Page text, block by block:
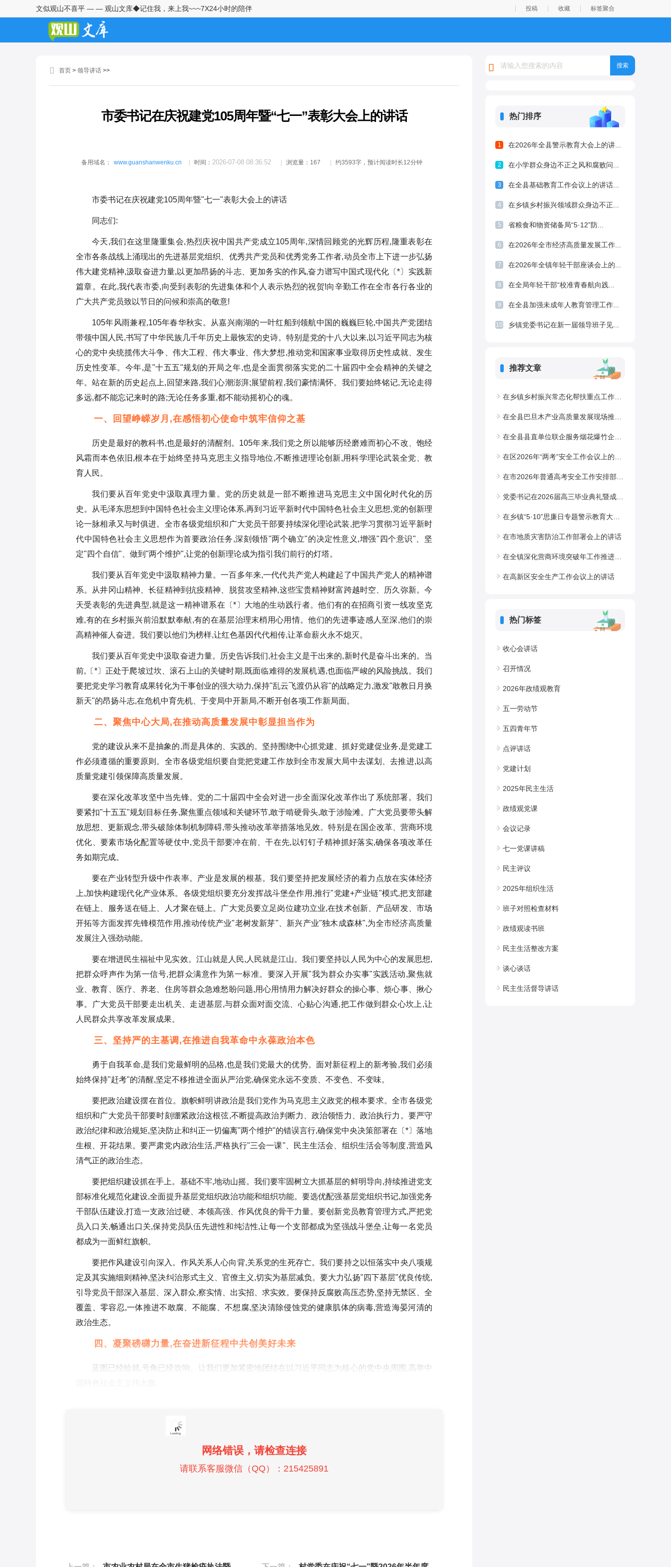
文似观山不喜平 — — 观山文库◆记住我，来上我~~~7X24小时的陪伴 投稿 收藏 标签聚合
首页 > 领导讲话 >>
市委书记在庆祝建党105周年暨“七一”表彰大会上的讲话
备用域名： www.guanshanwenku.cn 时间： 2026-07-08 08:36:52 浏览量：167 约3593字，预计阅读时长12分钟
市委书记在庆祝建党105周年暨"七一"表彰大会上的讲话
同志们:
今天,我们在这里隆重集会,热烈庆祝中国共产党成立105周年,深情回顾党的光辉历程,隆重表彰在
全市各条战线上涌现出的先进基层党组织、优秀共产党员和优秀党务工作者,动员全市上下进一步弘扬
伟大建党精神,汲取奋进力量,以更加昂扬的斗志、更加务实的作风,奋力谱写中国式现代化〔*〕实践新
篇章。在此,我代表市委,向受到表彰的先进集体和个人表示热烈的祝贺!向辛勤工作在全市各行各业的
广大共产党员致以节日的问候和崇高的敬意!
105年风雨兼程,105年春华秋实。从嘉兴南湖的一叶红船到领航中国的巍巍巨轮,中国共产党团结
带领中国人民,书写了中华民族几千年历史上最恢宏的史诗。特别是党的十八大以来,以习近平同志为核
心的党中央统揽伟大斗争、伟大工程、伟大事业、伟大梦想,推动党和国家事业取得历史性成就、发生
历史性变革。今年,是"十五五"规划的开局之年,也是全面贯彻落实党的二十届四中全会精神的关键之
年。站在新的历史起点上,回望来路,我们心潮澎湃;展望前程,我们豪情满怀。我们要始终铭记,无论走得
多远,都不能忘记来时的路;无论任务多重,都不能动摇初心的魂。
一、回望峥嵘岁月,在感悟初心使命中筑牢信仰之基
历史是最好的教科书,也是最好的清醒剂。105年来,我们党之所以能够历经磨难而初心不改、饱经
风霜而本色依旧,根本在于始终坚持马克思主义指导地位,不断推进理论创新,用科学理论武装全党、教
育人民。
我们要从百年党史中汲取真理力量。党的历史就是一部不断推进马克思主义中国化时代化的历
史。从毛泽东思想到中国特色社会主义理论体系,再到习近平新时代中国特色社会主义思想,党的创新理
论一脉相承又与时俱进。全市各级党组织和广大党员干部要持续深化理论武装,把学习贯彻习近平新时
代中国特色社会主义思想作为首要政治任务,深刻领悟"两个确立"的决定性意义,增强"四个意识"、坚
定"四个自信"、做到"两个维护",让党的创新理论成为指引我们前行的灯塔。
我们要从百年党史中汲取精神力量。一百多年来,一代代共产党人构建起了中国共产党人的精神谱
系。从井冈山精神、长征精神到抗疫精神、脱贫攻坚精神,这些宝贵精神财富跨越时空、历久弥新。今
天受表彰的先进典型,就是这一精神谱系在〔*〕大地的生动践行者。他们有的在招商引资一线攻坚克
难,有的在乡村振兴前沿默默奉献,有的在基层治理末梢用心用情。他们的先进事迹感人至深,他们的崇
高精神催人奋进。我们要以他们为榜样,让红色基因代代相传,让革命薪火永不熄灭。
我们要从百年党史中汲取奋进力量。历史告诉我们,社会主义是干出来的,新时代是奋斗出来的。当
前,〔*〕正处于爬坡过坎、滚石上山的关键时期,既面临难得的发展机遇,也面临严峻的风险挑战。我们
要把党史学习教育成果转化为干事创业的强大动力,保持"乱云飞渡仍从容"的战略定力,激发"敢教日月换
新天"的昂扬斗志,在危机中育先机、于变局中开新局,不断开创各项工作新局面。
二、聚焦中心大局,在推动高质量发展中彰显担当作为
党的建设从来不是抽象的,而是具体的、实践的。坚持围绕中心抓党建、抓好党建促业务,是党建工
作必须遵循的重要原则。全市各级党组织要自觉把党建工作放到全市发展大局中去谋划、去推进,以高
质量党建引领保障高质量发展。
要在深化改革攻坚中当先锋。党的二十届四中全会对进一步全面深化改革作出了系统部署。我们
要紧扣"十五五"规划目标任务,聚焦重点领域和关键环节,敢于啃硬骨头,敢于涉险滩。广大党员要带头解
放思想、更新观念,带头破除体制机制障碍,带头推动改革举措落地见效。特别是在国企改革、营商环境
优化、要素市场化配置等硬仗中,党员干部要冲在前、干在先,以钉钉子精神抓好落实,确保各项改革任
务如期完成。
要在产业转型升级中作表率。产业是发展的根基。我们要坚持把发展经济的着力点放在实体经济
上,加快构建现代化产业体系。各级党组织要充分发挥战斗堡垒作用,推行"党建+产业链"模式,把支部建
在链上、服务送在链上、人才聚在链上。广大党员要立足岗位建功立业,在技术创新、产品研发、市场
开拓等方面发挥先锋模范作用,推动传统产业"老树发新芽"、新兴产业"独木成森林",为全市经济高质量
发展注入强劲动能。
要在增进民生福祉中见实效。江山就是人民,人民就是江山。我们要坚持以人民为中心的发展思想,
把群众呼声作为第一信号,把群众满意作为第一标准。要深入开展"我为群众办实事"实践活动,聚焦就
业、教育、医疗、养老、住房等群众急难愁盼问题,用心用情用力解决好群众的操心事、烦心事、揪心
事。广大党员干部要走出机关、走进基层,与群众面对面交流、心贴心沟通,把工作做到群众心坎上,让
人民群众共享改革发展成果。
三、坚持严的主基调,在推进自我革命中永葆政治本色
勇于自我革命,是我们党最鲜明的品格,也是我们党最大的优势。面对新征程上的新考验,我们必须
始终保持"赶考"的清醒,坚定不移推进全面从严治党,确保党永远不变质、不变色、不变味。
要把政治建设摆在首位。旗帜鲜明讲政治是我们党作为马克思主义政党的根本要求。全市各级党
组织和广大党员干部要时刻绷紧政治这根弦,不断提高政治判断力、政治领悟力、政治执行力。要严守
政治纪律和政治规矩,坚决防止和纠正一切偏离"两个维护"的错误言行,确保党中央决策部署在〔*〕落地
生根、开花结果。要严肃党内政治生活,严格执行"三会一课"、民主生活会、组织生活会等制度,营造风
清气正的政治生态。
要把组织建设抓在手上。基础不牢,地动山摇。我们要牢固树立大抓基层的鲜明导向,持续推进党支
部标准化规范化建设,全面提升基层党组织政治功能和组织功能。要选优配强基层党组织书记,加强党务
干部队伍建设,打造一支政治过硬、本领高强、作风优良的骨干力量。要创新党员教育管理方式,严把党
员入口关,畅通出口关,保持党员队伍先进性和纯洁性,让每一个支部都成为坚强战斗堡垒,让每一名党员
都成为一面鲜红旗帜。
要把作风建设引向深入。作风关系人心向背,关系党的生死存亡。我们要持之以恒落实中央八项规
定及其实施细则精神,坚决纠治形式主义、官僚主义,切实为基层减负。要大力弘扬"四下基层"优良传统,
引导党员干部深入基层、深入群众,察实情、出实招、求实效。要保持反腐败高压态势,坚持无禁区、全
覆盖、零容忍,一体推进不敢腐、不能腐、不想腐,坚决清除侵蚀党的健康肌体的病毒,营造海晏河清的
政治生态。
四、凝聚磅礴力量,在奋进新征程中共创美好未来
蓝图已经绘就,号角已经吹响。让我们更加紧密地团结在以习近平同志为核心的党中央周围,高举中
网络错误，请检查连接
请联系客服微信（QQ）：215425891
热门排序
1 在2026年全县警示教育大会上的讲...
2 在小学群众身边不正之风和腐败问...
3 在全县基础教育工作会议上的讲话...
4 在乡镇乡村振兴领域群众身边不正...
5 省粮食和物资储备局“5·12”防...
6 在2026年全市经济高质量发展工作...
7 在2026年全镇年轻干部座谈会上的...
8 在全局年轻干部“校准青春航向践...
9 在全县加强未成年人教育管理工作...
10 乡镇党委书记在新一届领导班子见...
推荐文章
在乡镇乡村振兴常态化帮扶重点工作会议上的讲话
在全县巴旦木产业高质量发展现场推进会上的讲话
在全县县直单位联企服务烟花爆竹企业工作推进会上的讲话
在区2026年“两考”安全工作会议上的讲话
在市2026年普通高考安全工作安排部署会上的讲话
党委书记在2026届高三毕业典礼暨成人礼上的讲话：“郡”驰万里，逐梦长行
在乡镇“5·10”思廉日专题警示教育大会上的讲话
在市地质灾害防治工作部署会上的讲话
在全镇深化营商环境突破年工作推进会上的讲话
在高新区安全生产工作会议上的讲话
热门标签
收心会讲话
召开情况
2026年政绩观教育
五一劳动节
五四青年节
点评讲话
党建计划
2025年民主生活
政绩观党课
会议记录
七一党课讲稿
民主评议
2025年组织生活
班子对照检查材料
政绩观读书班
民主生活整改方案
谈心谈话
民主生活督导讲话
在全区安全生产和防汛工作会议
上的讲话1
在2026年全市警示教育会上的讲
在全区治理欠薪工作推进会上的
校前思政课上的讲话
在市河湖长制林长制工作会议上
在乡镇农村工作会议暨乡村全面
振兴工作部署会上的讲话
在街道2026年社区干部培训班开
班动员会上的讲话
在区师德师风建设工作专题会议
上的讲话
在加强工会组织体系建设推进会
党员教育工作经验交流发言